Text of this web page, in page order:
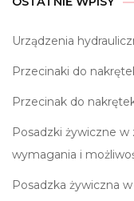
Urządzenia
Przecinaki do
Przecinak do
Posadzki żywiczne w
wymagania i
Posadzka żywiczna